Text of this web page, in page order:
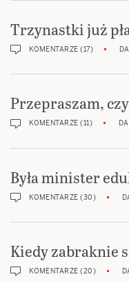
Trzynastki już
KOMENTARZE (17)
Przepraszam,
KOMENTARZE (11)
Była minister
KOMENTARZE (30)
Kiedy zabraknie
KOMENTARZE (20)